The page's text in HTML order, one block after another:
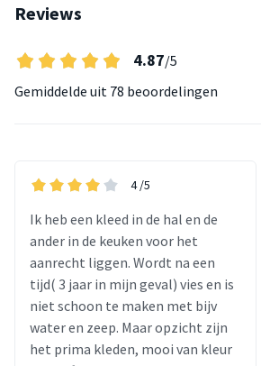
Reviews
4.87/5
Gemiddelde uit 78 beoordelingen
4 /5
Ik heb een kleed in de hal en de
ander in de keuken voor het
aanrecht liggen. Wordt na een
tijd( 3 jaar in mijn geval) vies en is
niet schoon te maken met bijv
water en zeep. Maar opzicht zijn
het prima kleden, mooi van kleur